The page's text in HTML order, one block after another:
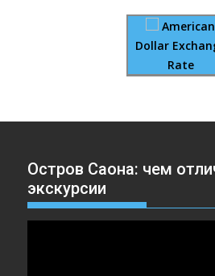
American
Dollar
Rate
Остров Саона: чем
экскурсии